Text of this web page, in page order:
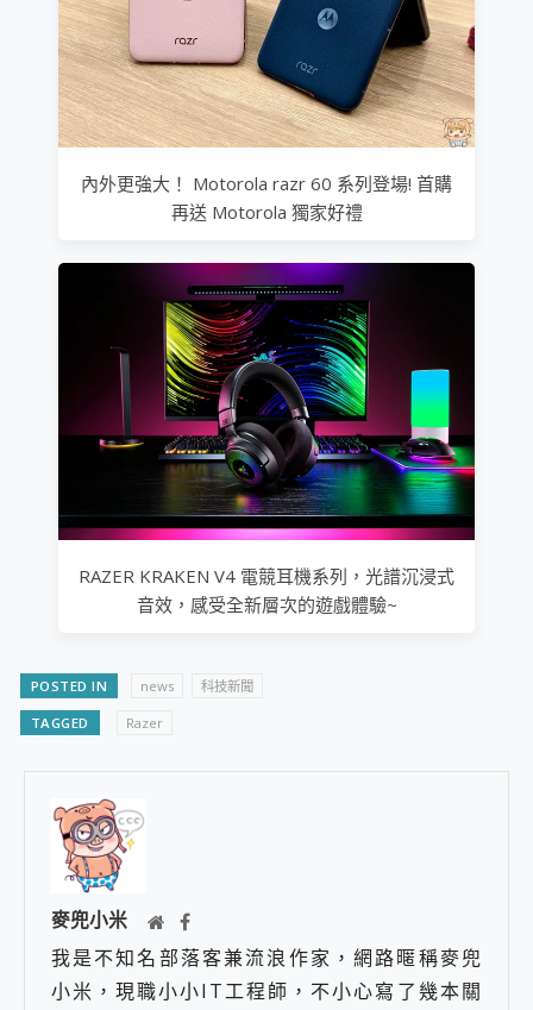
內外更強大！ Motorola razr 60 系列登場! 首購
再送 Motorola 獨家好禮
RAZER KRAKEN V4 電競耳機系列，光譜沉浸式
音效，感受全新層次的遊戲體驗~
POSTED IN news 科技新聞
TAGGED Razer
麥兜小米
我是不知名部落客兼流浪作家，網路暱稱麥兜
小米，現職小小IT工程師，不小心寫了幾本關